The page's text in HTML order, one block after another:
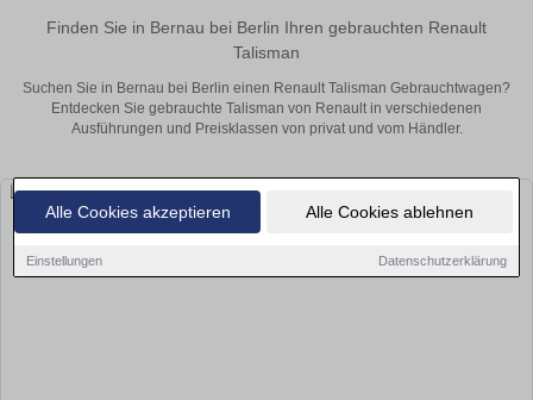
Alle Cookies akzeptieren Alle Cookies ablehnen
Einstellungen Datenschutzerklärung
Finden Sie in Bernau bei Berlin Ihren gebrauchten Renault
Talisman
Suchen Sie in Bernau bei Berlin einen Renault Talisman Gebrauchtwagen?
Entdecken Sie gebrauchte Talisman von Renault in verschiedenen
Ausführungen und Preisklassen von privat und vom Händler.